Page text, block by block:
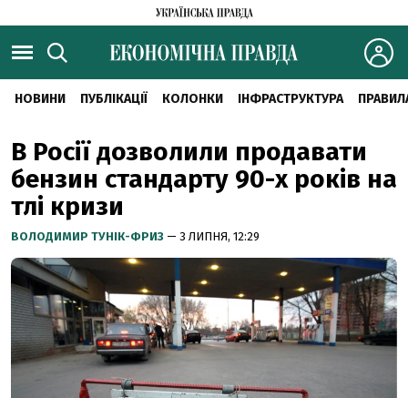
НОВИНИ ПУБЛІКАЦІЇ КОЛОНКИ ІНФРАСТРУКТУРА
В Росії дозволили продавати
бензин стандарту 90-х років на
тлі кризи
ВОЛОДИМИР ТУНІК-ФРИЗ — 3 ЛИПНЯ, 12:29